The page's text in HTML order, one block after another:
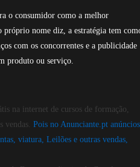
o consumidor como a melhor
próprio nome diz, a estratégia tem
com os concorrentes e a publicidade
produto ou serviço.
na internet de cursos de formação,
vendas. Pois no Anunciante.pt anúncios
viatura, Leilões e outras vendas,